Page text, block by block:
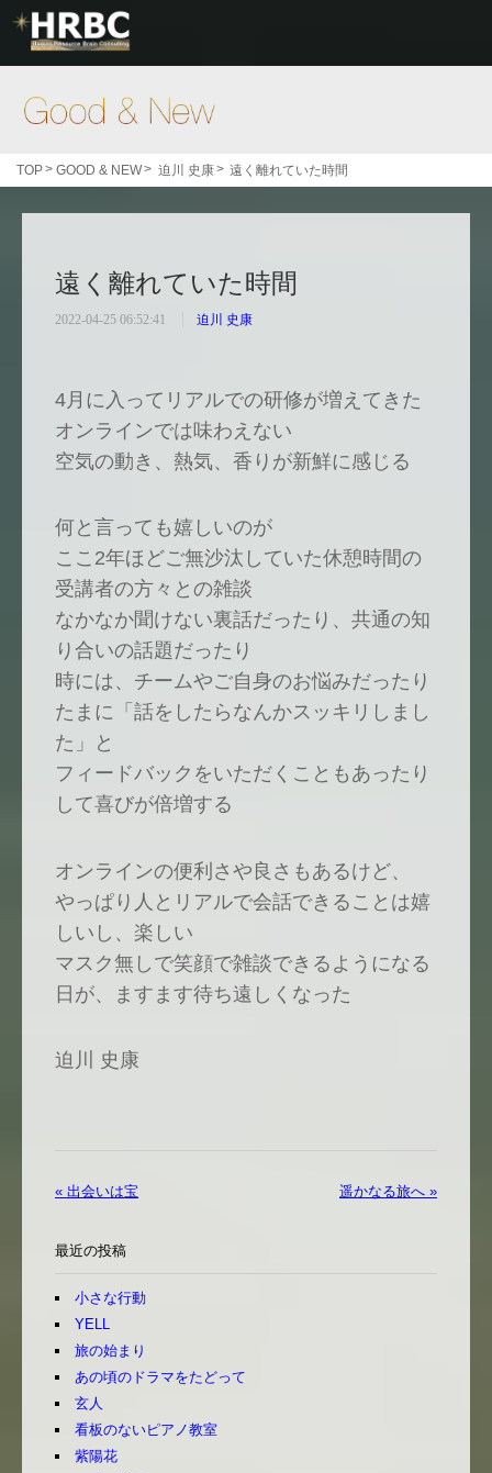
TOP> GOOD & NEW> 迫川 史康> 遠く離れていた時間
遠く離れていた時間
2022-04-25 06:52:41 迫川 史康
4月に入ってリアルでの研修が増えてきた
オンラインでは味わえない
空気の動き、熱気、香りが新鮮に感じる
何と言っても嬉しいのが
ここ2年ほどご無沙汰していた休憩時間の
受講者の方々との雑談
なかなか聞けない裏話だったり、共通の知
り合いの話題だったり
時には、チームやご自身のお悩みだったり
たまに「話をしたらなんかスッキリしまし
た」と
フィードバックをいただくこともあったり
して喜びが倍増する
オンラインの便利さや良さもあるけど、
やっぱり人とリアルで会話できることは嬉
しいし、楽しい
マスク無しで笑顔で雑談できるようになる
日が、ますます待ち遠しくなった
迫川 史康
« 出会いは宝 遥かなる旅へ »
最近の投稿
小さな行動
YELL
旅の始まり
あの頃のドラマをたどって
玄人
看板のないピアノ教室
紫陽花